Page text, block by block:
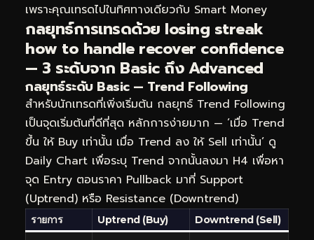
เพราะคุณเทรดไปในทิศทางเดียวกับ Smart Money
กลยุทธ์การเทรดด้วย losing streak
how to handle recover confidence
— 3 ระดับจาก Basic ถึง Advanced
กลยุทธ์ระดับ Basic — Trend Following
สำหรับนักเทรดที่เพิ่งเริ่มต้น กลยุทธ์ Trend Following
เป็นจุดเริ่มต้นที่ดีที่สุด หลักการง่ายมาก — ‘เมื่อ Trend
ขึ้น ให้ Buy เท่านั้น เมื่อ Trend ลง ให้ Sell เท่านั้น’ ดู
Daily Chart เพื่อระบุ Trend จากนั้นลงมา H4 เพื่อหา
จุด Entry ตอนราคา Pullback มาที่ Support
(Uptrend) หรือ Resistance (Downtrend)
รายการ Uptrend (Buy) Downtrend (Sell)